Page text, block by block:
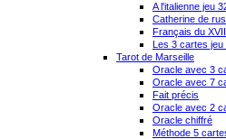
A l'italienne jeu
Catherine de
Français du
Les 3 cartes jeu
Tarot de Marseille
Oracle avec 3
Oracle avec 7
Fait précis
Oracle avec 2
Oracle chiffré
Méthode 5